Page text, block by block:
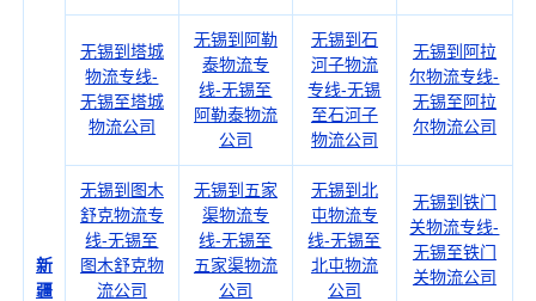
新
疆
无锡到塔城
物流专线-
无锡至塔城
物流公司
无锡到阿勒
泰物流专
线-无锡至
阿勒泰物流
公司
无锡到石
河子物流
专线-无锡
至石河子
物流公司
无锡到阿拉
尔物流专线-
无锡至阿拉
尔物流公司
无锡到图木
舒克物流专
线-无锡至
图木舒克物
流公司
无锡到五家
渠物流专
线-无锡至
五家渠物流
公司
无锡到北
屯物流专
线-无锡至
北屯物流
公司
无锡到铁门
关物流专线-
无锡至铁门
关物流公司